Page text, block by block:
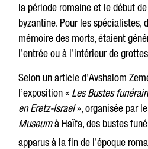
la période romaine et le début
byzantine. Pour les spécialistes,
mémoire des morts, étaient
l’entrée ou à l’intérieur de
Selon un article d’Avshalom
l’exposition « Les Bustes
en Eretz-Israel», organisée par le
Museumà Haïfa, des bustes
apparus à la fin de l’époque